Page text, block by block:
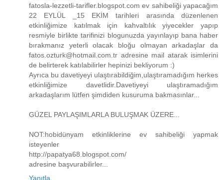
fatosla-lezzetli-tarifler.blogspot.com ev sahibeliği yapacağım
22 EYLÜL _15 EKİM tarihleri arasında düzenlenen
etkinliğimize katılmak için kahvaltılık yiyecekler yapıp
resmiyle birlikte tarifinizi blogunuzda yayınlayıp bana haber
bırakmanız yeterli olacak bloğu olmayan arkadaşlar da
fatos.ozturk@hotmail.com.tr adresine mail atarak isimlerini
de belirterek katılabilirler hepinizi bekliyorum :)
Ayrıca bu davetiyeyi ulaştırabildiğim,ulaştıramadığım herkes
etkinliğimize davetlidir.Davetiyeyi ulaştıramadığım
arkadaşlarım lütfen şimdiden kusuruma bakmasınlar...
GÜZEL PAYLAŞIMLARLA BULUŞMAK ÜZERE...
NOT:hobidünyam etkinliklerine ev sahibeliği yapmak
isteyenler
http://papatya68.blogspot.com/
adresine başvurabilirler...
Yanıtla